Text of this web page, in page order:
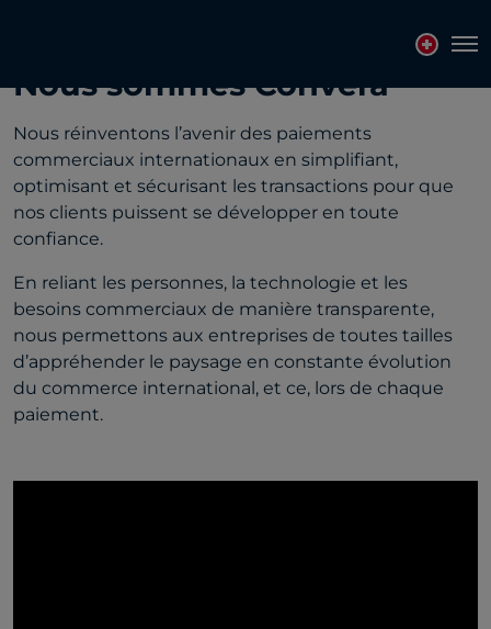
Nous sommes Convera
Nous réinventons l’avenir des paiements
commerciaux internationaux en simplifiant,
optimisant et sécurisant les transactions pour que
nos clients puissent se développer en toute
confiance.
En reliant les personnes, la technologie et les
besoins commerciaux de manière transparente,
nous permettons aux entreprises de toutes tailles
d’appréhender le paysage en constante évolution
du commerce international, et ce, lors de chaque
paiement.